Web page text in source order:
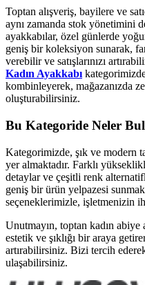
Toptan alışveriş, bayilere ve
aynı zamanda stok yönetimini
ayakkabılar, özel günlerde
geniş bir koleksiyon sunarak,
verebilir ve satışlarınızı
Kadın Ayakkabı
kombinleyerek, mağazanızda
oluşturabilirsiniz.
Bu Kategoride Neler
Kategorimizde, şık ve modern
yer almaktadır. Farklı
detaylar ve çeşitli renk
geniş bir ürün yelpazesi
seçeneklerimizle, işletmenizin
Unutmayın, toptan kadın abiye
estetik ve şıklığı bir araya
artırabilirsiniz. Bizi tercih
ulaşabilirsiniz.